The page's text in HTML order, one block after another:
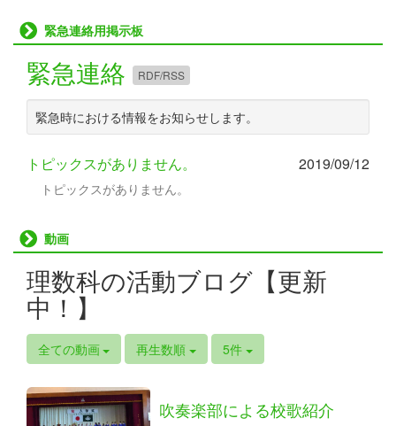
緊急連絡用掲示板
緊急連絡 RDF/RSS
緊急時における情報をお知らせします。
トピックスがありません。 2019/09/12
トピックスがありません。
動画
理数科の活動ブログ【更新
中！】
全ての動画 再生数順 5件
吹奏楽部による校歌紹介